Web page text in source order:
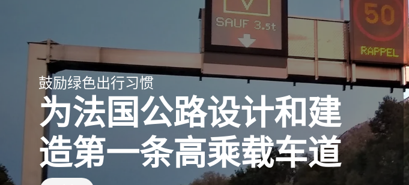
鼓励绿色出行习惯
为法国公路设计和建
造第一条高乘载车道